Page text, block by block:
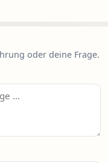
oder deine Frage.